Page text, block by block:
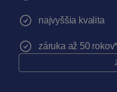
najvyššia kvalita
záruka až 50 rokov*